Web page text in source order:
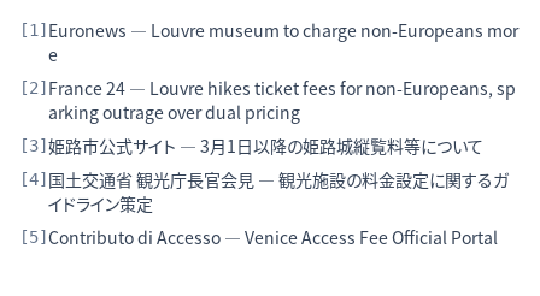
[1 ] Euronews — Louvre museum to charge non-Europeans mor
e
[2] France 24 — Louvre hikes ticket fees for non-Europeans, sp
arking outrage over dual pricing
[3] 姫路市公式サイト — 3月1日以降の姫路城縦覧料等について
[4] 国土交通省 観光庁長官会見 — 観光施設の料金設定に関するガ
イドライン策定
[5] Contributo di Accesso — Venice Access Fee Official Portal